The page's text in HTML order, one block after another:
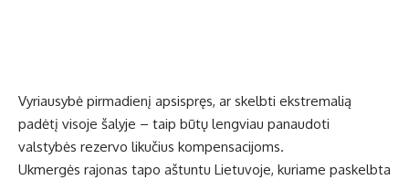
Vyriausybė pirmadienį apsispręs, ar skelbti ekstremalią
padėtį visoje šalyje – taip būtų lengviau panaudoti
valstybės rezervo likučius kompensacijoms.
Ukmergės rajonas tapo aštuntu Lietuvoje, kuriame paskelbta